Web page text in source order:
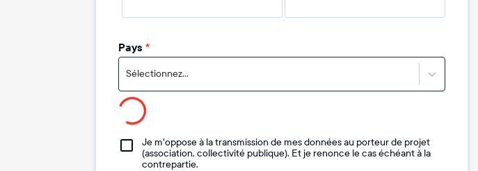
Pays *
Sélectionnez...
Je m'oppose à la transmission de mes données au porteur de projet
(association, collectivité publique). Et je renonce le cas échéant à la
contrepartie.